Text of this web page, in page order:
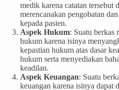
medik karena catatan tersebut
merencanakan pengobatan
kepada pasien.
Aspek Hukum: Suatu berkas
hukum karena isinya
kepastian hukum atas dasar
hukum serta menyediakan
keadilan.
Aspek Keuangan: Suatu
keuangan karena isinya dapat